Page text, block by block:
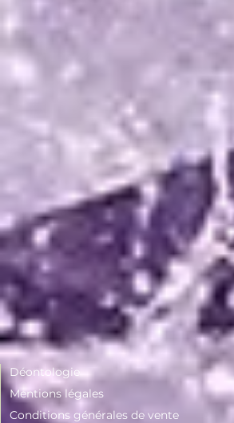
Déontologie
Mentions légales
Conditions générales de vente